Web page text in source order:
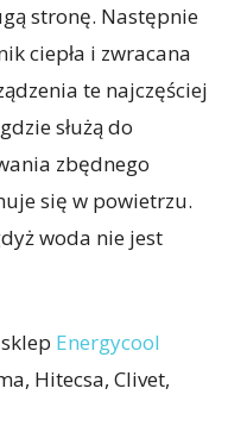
stronę. Następnie
ciepła i zwracana
te najczęściej
służą do
zbędnego
się w powietrzu.
woda nie jest
Energycool
Hitecsa, Clivet,